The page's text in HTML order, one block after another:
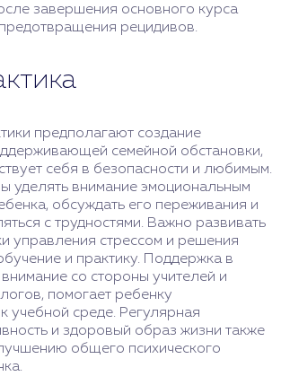
завершения основного курса
рецидивов.
предполагают создание
семейной обстановки,
себя в безопасности и любимым.
уделять внимание эмоциональным
обсуждать его переживания и
с трудностями. Важно развивать
управления стрессом и решения
и практику. Поддержка в
со стороны учителей и
помогает ребенку
учебной среде. Регулярная
и здоровый образ жизни также
общего психического